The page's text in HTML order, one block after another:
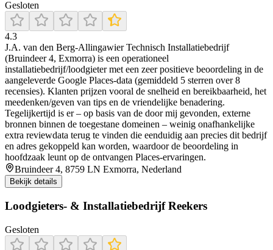
Gesloten
4.3
J.A. van den Berg-Allingawier Technisch Installatiebedrijf
(Bruindeer 4, Exmorra) is een operationeel
installatiebedrijf/loodgieter met een zeer positieve beoordeling in de
aangeleverde Google Places-data (gemiddeld 5 sterren over 8
recensies). Klanten prijzen vooral de snelheid en bereikbaarheid, het
meedenken/geven van tips en de vriendelijke benadering.
Tegelijkertijd is er – op basis van de door mij gevonden, externe
bronnen binnen de toegestane domeinen – weinig onafhankelijke
extra reviewdata terug te vinden die eenduidig aan precies dit bedrijf
en adres gekoppeld kan worden, waardoor de beoordeling in
hoofdzaak leunt op de ontvangen Places-ervaringen.
Bruindeer 4, 8759 LN Exmorra, Nederland
Bekijk details
Loodgieters- & Installatiebedrijf Reekers
Gesloten